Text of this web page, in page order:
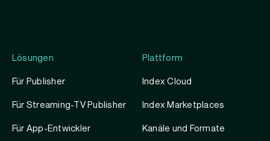
Lösungen
Für Publisher
Für Streaming-TV Publisher
Für App-Entwickler
Plattform
Index Cloud
Index Marketplaces
Kanäle und Formate